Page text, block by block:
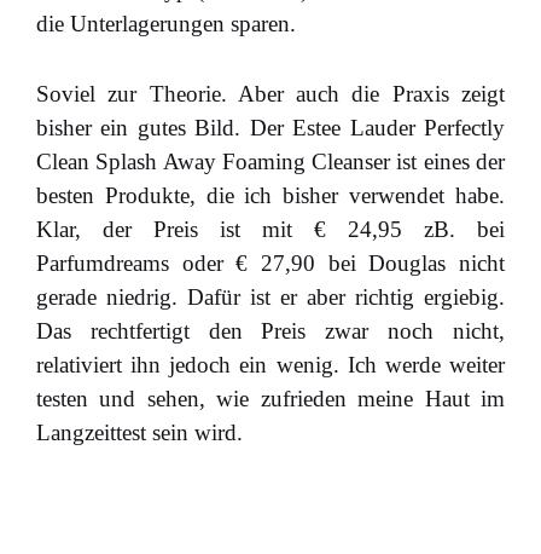
die Unterlagerungen sparen.
Soviel zur Theorie. Aber auch die Praxis zeigt
bisher ein gutes Bild. Der Estee Lauder Perfectly
Clean Splash Away Foaming Cleanser ist eines der
besten Produkte, die ich bisher verwendet habe.
Klar, der Preis ist mit € 24,95 zB. bei
Parfumdreams oder € 27,90 bei Douglas nicht
gerade niedrig. Dafür ist er aber richtig ergiebig.
Das rechtfertigt den Preis zwar noch nicht,
relativiert ihn jedoch ein wenig. Ich werde weiter
testen und sehen, wie zufrieden meine Haut im
Langzeittest sein wird.